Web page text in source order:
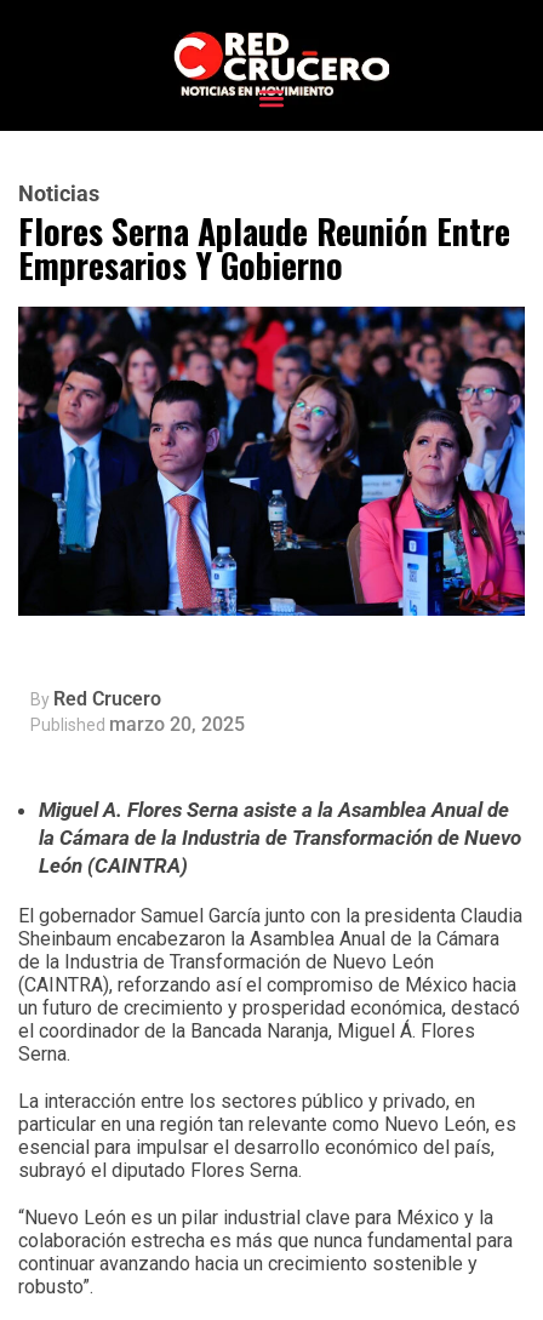
Noticias
Flores Serna Aplaude Reunión Entre
Empresarios Y Gobierno
By Red Crucero
Published marzo 20, 2025
Miguel A. Flores Serna asiste a la Asamblea Anual de
la Cámara de la Industria de Transformación de Nuevo
León (CAINTRA)
El gobernador Samuel García junto con la presidenta Claudia
Sheinbaum encabezaron la Asamblea Anual de la Cámara
de la Industria de Transformación de Nuevo León
(CAINTRA), reforzando así el compromiso de México hacia
un futuro de crecimiento y prosperidad económica, destacó
el coordinador de la Bancada Naranja, Miguel Á. Flores
Serna.
La interacción entre los sectores público y privado, en
particular en una región tan relevante como Nuevo León, es
esencial para impulsar el desarrollo económico del país,
subrayó el diputado Flores Serna.
“Nuevo León es un pilar industrial clave para México y la
colaboración estrecha es más que nunca fundamental para
continuar avanzando hacia un crecimiento sostenible y
robusto”.